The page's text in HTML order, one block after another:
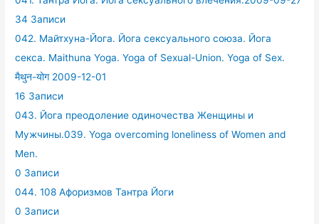
34 Записи
042. Майтхуна-Йога. Йога сексуального союза. Йога
секса. Maithuna Yoga. Yoga of Sexual-Union. Yoga of Sex.
मैथुन-योग 2009-12-01
16 Записи
043. Йога преодоление одиночества Женщины и
Мужчины.039. Yoga overcoming loneliness of Women and
Men.
0 Записи
044. 108 Афоризмов Тантра Йоги
0 Записи